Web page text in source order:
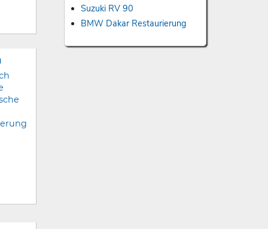
Suzuki RV 90
BMW Dakar Restaurierung